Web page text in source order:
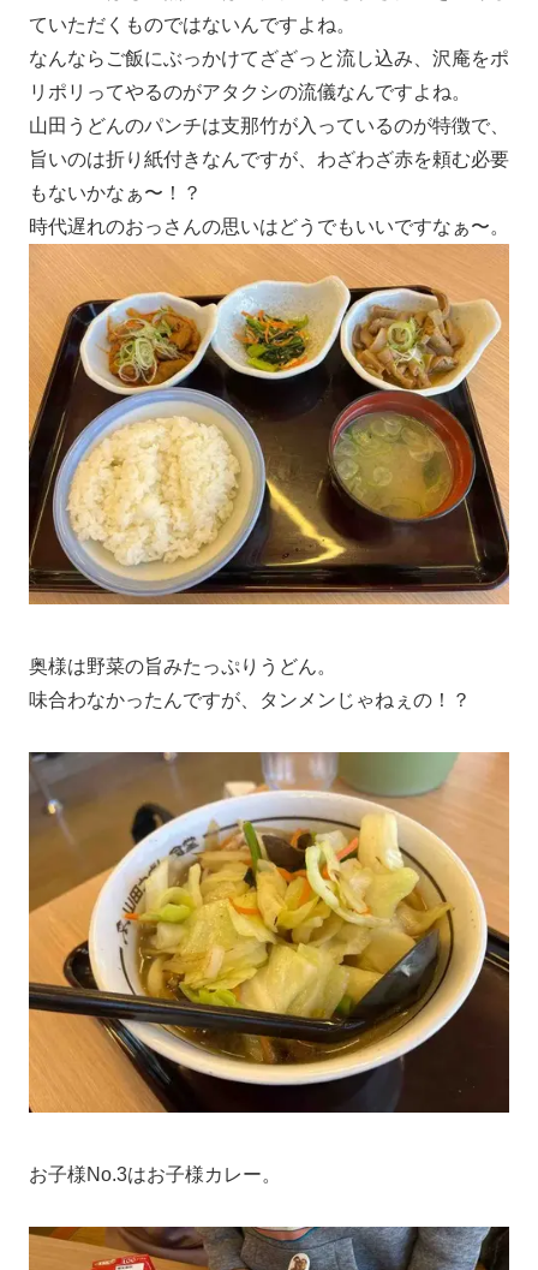
ていただくものではないんですよね。
なんならご飯にぶっかけてざざっと流し込み、沢庵をポ
リポリってやるのがアタクシの流儀なんですよね。
山田うどんのパンチは支那竹が入っているのが特徴で、
旨いのは折り紙付きなんですが、わざわざ赤を頼む必要
もないかなぁ〜！？
時代遅れのおっさんの思いはどうでもいいですなぁ〜。
奥様は野菜の旨みたっぷりうどん。
味合わなかったんですが、タンメンじゃねぇの！？
お子様No.3はお子様カレー。